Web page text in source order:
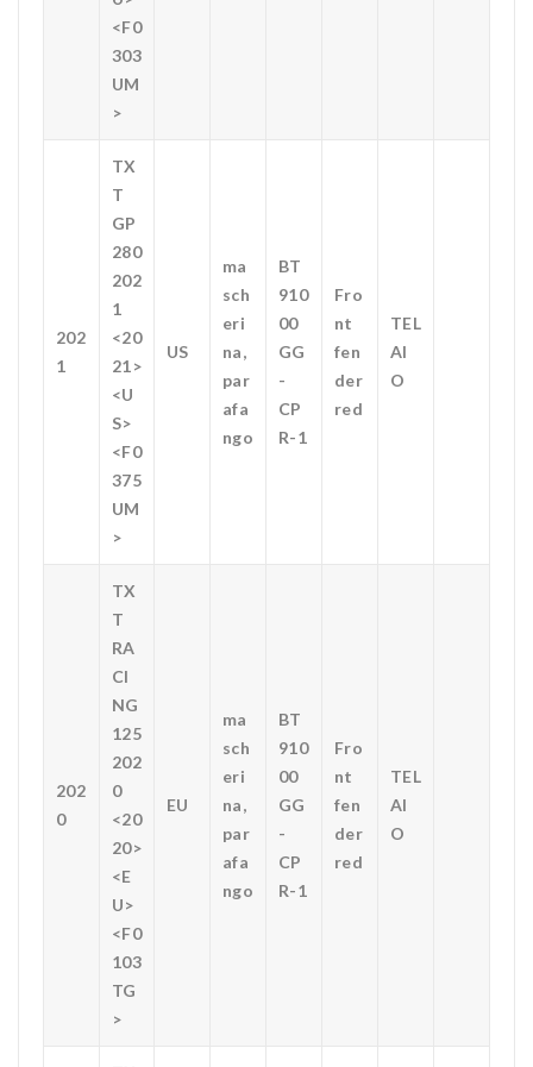
<F0
303
UM
>
202
1
TX
T
GP
280
202
1
<20
21>
<U
S>
<F0
375
UM
>
US
ma
sch
eri
na,
par
afa
ngo
BT
910
00
GG
-
CP
R-1
Fro
nt
fen
der
red
TEL
AI
O
202
0
TX
T
RA
CI
NG
125
202
0
<20
20>
<E
U>
<F0
103
TG
>
EU
ma
sch
eri
na,
par
afa
ngo
BT
910
00
GG
-
CP
R-1
Fro
nt
fen
der
red
TEL
AI
O